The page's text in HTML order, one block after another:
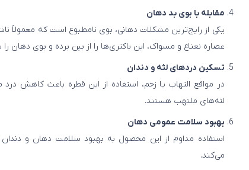
مقابله با بوی بد دهان
یکی از رایج‌ترین مشکلات دهانی، بوی نامطبوع است که معمولاً
عصاره نعناع و مسواک، این باکتری‌ها را از بین برده و بوی
تسکین دردهای لثه و دندان
در مواقع التهاب یا زخم، استفاده از این قطره باعث کاهش
لثه‌های ملتهب هستند.
بهبود سلامت عمومی دهان
استفاده مداوم از این محصول به بهبود سلامت دهان و
می‌کند.